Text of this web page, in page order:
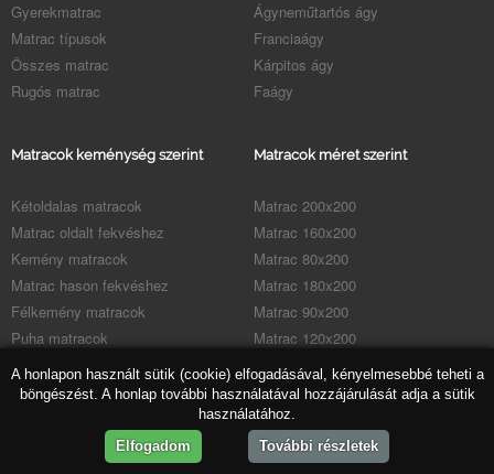
Gyerekmatrac
Matrac típusok
Összes matrac
Rugós matrac
Ágyneműtartós ágy
Franciaágy
Kárpitos ágy
Faágy
Matracok keménység szerint
Kétoldalas matracok
Matrac oldalt fekvéshez
Kemény matracok
Matrac hason fekvéshez
Félkemény matracok
Puha matracok
Matrac hanyatt fekvéshez
Matracok méret szerint
Matrac 200x200
Matrac 160x200
Matrac 80x200
Matrac 180x200
Matrac 90x200
Matrac 120x200
Matrac 140x200
Matrac boltok
A honlapon használt sütik (cookie) elfogadásával, kényelmesebbé teheti a
böngészést. A honlap további használatával hozzájárulását adja a sütik
használatához.
Elfogadom
További részletek